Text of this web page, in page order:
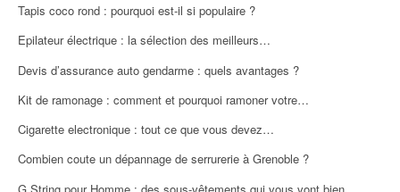
Tapis coco rond : pourquoi est-il si populaire ?
Epilateur électrique : la sélection des meilleurs…
Devis d’assurance auto gendarme : quels avantages ?
Kit de ramonage : comment et pourquoi ramoner votre…
Cigarette electronique : tout ce que vous devez…
Combien coute un dépannage de serrurerie à Grenoble ?